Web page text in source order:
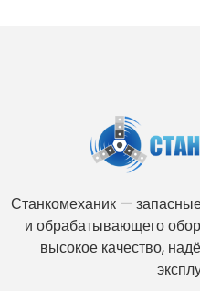
Станкомеханик —
и обрабатывающего
высокое качество,